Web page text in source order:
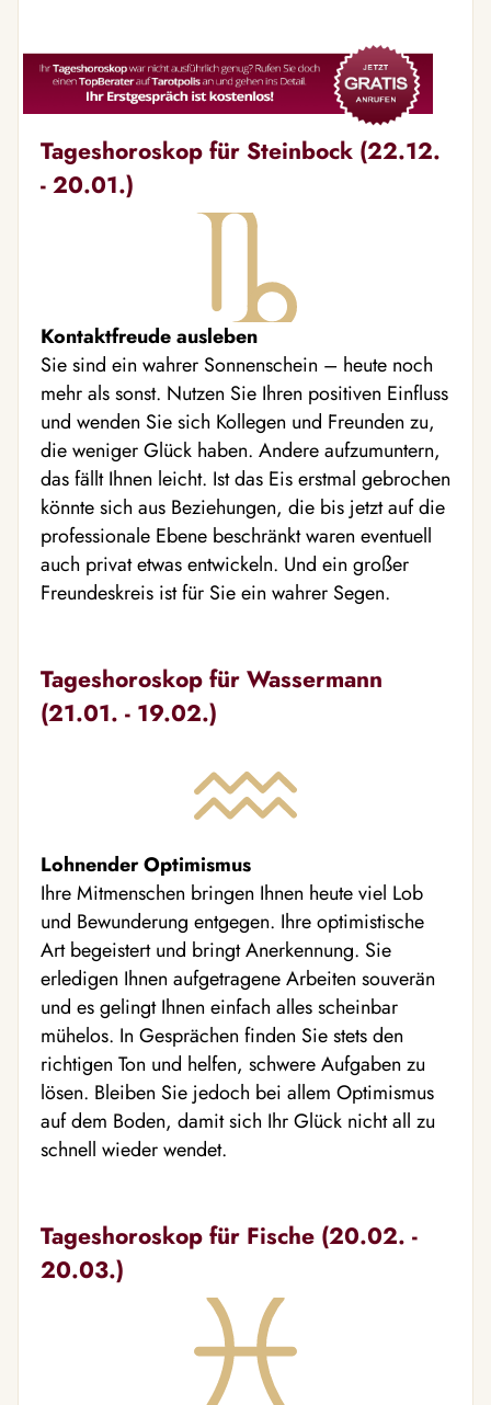
Tageshoroskop für Steinbock (22.12.
- 20.01.)
Kontaktfreude ausleben
Sie sind ein wahrer Sonnenschein – heute noch
mehr als sonst. Nutzen Sie Ihren positiven Einfluss
und wenden Sie sich Kollegen und Freunden zu,
die weniger Glück haben. Andere aufzumuntern,
das fällt Ihnen leicht. Ist das Eis erstmal gebrochen
könnte sich aus Beziehungen, die bis jetzt auf die
professionale Ebene beschränkt waren eventuell
auch privat etwas entwickeln. Und ein großer
Freundeskreis ist für Sie ein wahrer Segen.
Tageshoroskop für Wassermann
(21.01. - 19.02.)
Lohnender Optimismus
Ihre Mitmenschen bringen Ihnen heute viel Lob
und Bewunderung entgegen. Ihre optimistische
Art begeistert und bringt Anerkennung. Sie
erledigen Ihnen aufgetragene Arbeiten souverän
und es gelingt Ihnen einfach alles scheinbar
mühelos. In Gesprächen finden Sie stets den
richtigen Ton und helfen, schwere Aufgaben zu
lösen. Bleiben Sie jedoch bei allem Optimismus
auf dem Boden, damit sich Ihr Glück nicht all zu
schnell wieder wendet.
Tageshoroskop für Fische (20.02. -
20.03.)